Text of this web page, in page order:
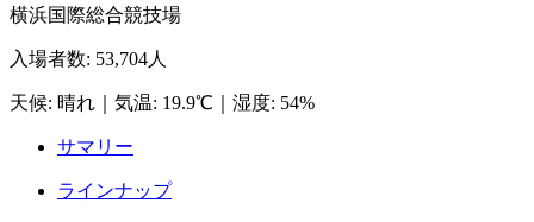
横浜国際総合競技場
入場者数: 53,704人
天候: 晴れ 気温: 19.9℃ 湿度: 54%
サマリー
ラインナップ